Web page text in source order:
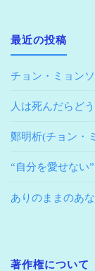
最近の投稿
チョン・ミョン
人は死んだらど
鄭明析(チョン・
“自分を愛せない
ありのままのあ
著作権について